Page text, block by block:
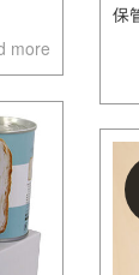
more
保